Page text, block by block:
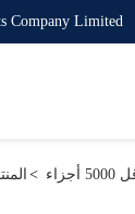
Company Limited
>